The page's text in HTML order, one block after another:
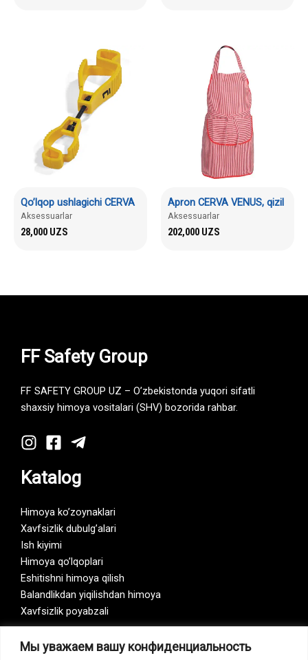
Мы уважаем вашу конфиденциальность
Qo’lqop ushlagichi CERVA
Aksessuarlar
28,000 UZS
Apron CERVA VENUS, qizil
Aksessuarlar
202,000 UZS
FF Safety Group
FF SAFETY GROUP UZ – O’zbekistonda yuqori sifatli
shaxsiy himoya vositalari (SHV) bozorida rahbar.
Katalog
Himoya ko’zoynaklari
Xavfsizlik dubulg’alari
Ish kiyimi
Himoya qo’lqoplari
Eshitishni himoya qilish
Balandlikdan yiqilishdan himoya
Xavfsizlik poyabzali